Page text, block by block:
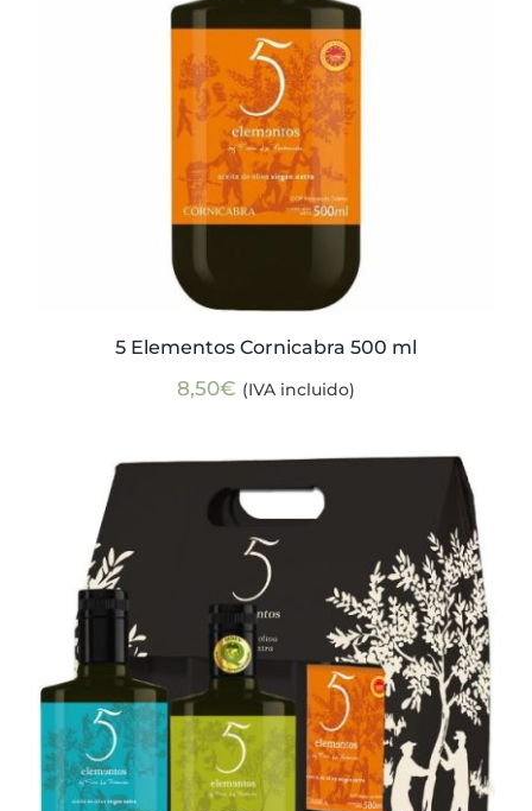
5 Elementos Cornicabra 500 ml
8,50€ (IVA incluido)